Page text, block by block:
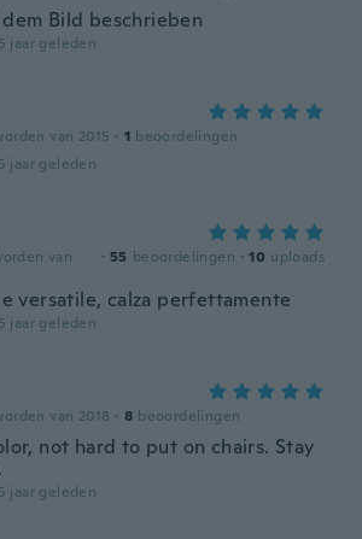
Bild beschrieben
jaar geleden
van 2015 · 1 beoordelingen
jaar geleden
van
· 55 beoordelingen · 10 uploads
versatile, calza perfettamente
jaar geleden
van 2018 · 8 beoordelingen
not hard to put on chairs. Stay
jaar geleden